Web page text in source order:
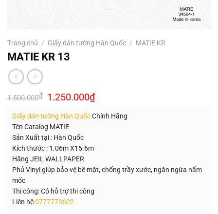
Trang chủ / Giấy dán tường Hàn Quốc / MATIE KR
MATIE KR 13
1.500.000₫ Giá
gốc
1.500.000₫.
1.250.000₫Giá
hiện
là:
Giấy dán tường Hàn QuốcChính Hãng
Tên Catalog MATIE
Sản Xuất tại : Hàn Quốc
Kích thước : 1.06m X15.6m
Hãng JEIL WALLPAPER
Phủ Vinyl giúp bảo vệ bề mặt, chống trầy xước, ngăn ngừa nấm
mốc
Thi công: Có hỗ trợ thi công
Liên hệ0777773622